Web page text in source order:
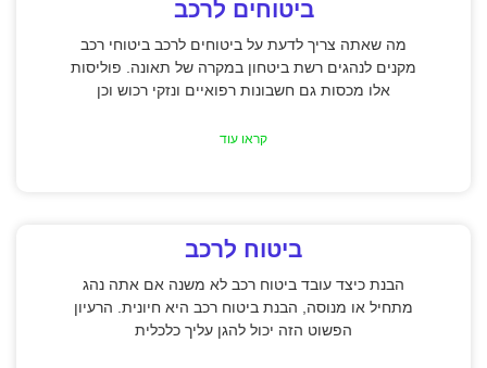
ביטוחים לרכב
מה שאתה צריך לדעת על ביטוחים לרכב ביטוחי רכב
מקנים לנהגים רשת ביטחון במקרה של תאונה. פוליסות
אלו מכסות גם חשבונות רפואיים ונזקי רכוש וכן
קראו עוד
ביטוח לרכב
הבנת כיצד עובד ביטוח רכב לא משנה אם אתה נהג
מתחיל או מנוסה, הבנת ביטוח רכב היא חיונית. הרעיון
הפשוט הזה יכול להגן עליך כלכלית